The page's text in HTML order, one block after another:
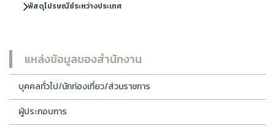
พัสดุไปรษณีย์ระหว่างประเทศ
แหล่งข้อมูลของสำนักงาน
บุคคลทั่วไป/นักท่องเที่ยว/ส่วนราชการ
ผู้ประกอบการ